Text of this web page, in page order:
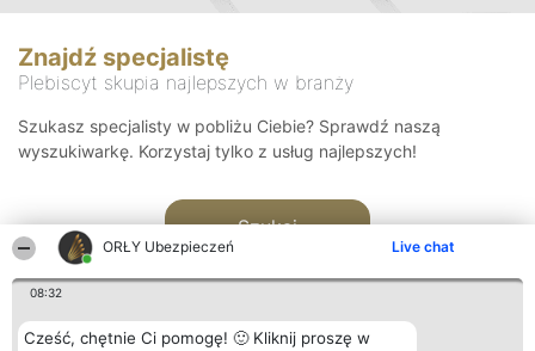
ORŁY Ubezpieczeń Live chat
08:32
Cześć, chętnie Ci pomogę! 🙂 Kliknij proszę w
Znajdź specjalistę
Plebiscyt skupia najlepszych w branży
Szukasz specjalisty w pobliżu Ciebie? Sprawdź naszą
wyszukiwarkę. Korzystaj tylko z usług najlepszych!
Szukaj